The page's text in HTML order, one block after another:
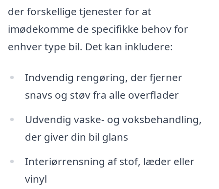
der forskellige tjenester for at
imødekomme de specifikke behov for
enhver type bil. Det kan inkludere:
Indvendig rengøring, der fjerner
snavs og støv fra alle overflader
Udvendig vaske- og voksbehandling,
der giver din bil glans
Interiørrensning af stof, læder eller
vinyl